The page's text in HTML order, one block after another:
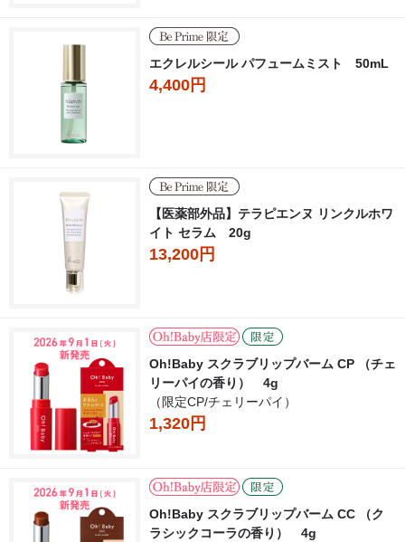
エクレルシール パフュームミスト 50mL
4,400円
【医薬部外品】テラピエンヌ リンクルホワ
イト セラム 20g
13,200円
Oh!Baby スクラブリップバーム CP （チェ
リーパイの香り） 4g
（限定CP/チェリーパイ）
1,320円
Oh!Baby スクラブリップバーム CC （ク
ラシックコーラの香り） 4g